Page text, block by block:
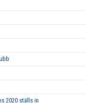
2020 ställs in